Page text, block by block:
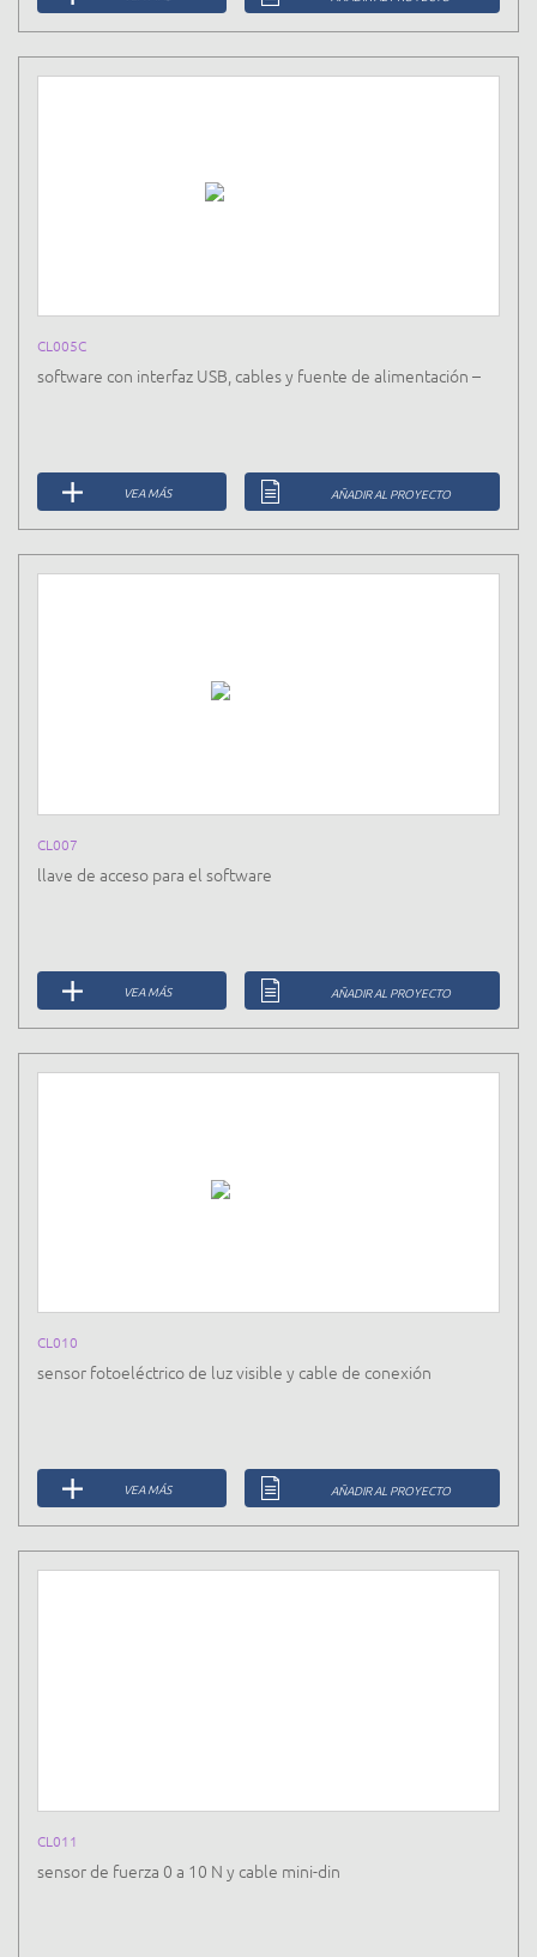
CL005C
software con interfaz USB, cables y fuente de alimentación –
VEA MÁS AÑADIR AL PROYECTO
CL007
llave de acceso para el software
VEA MÁS AÑADIR AL PROYECTO
CL010
sensor fotoeléctrico de luz visible y cable de conexión
VEA MÁS AÑADIR AL PROYECTO
CL011
sensor de fuerza 0 a 10 N y cable mini-din